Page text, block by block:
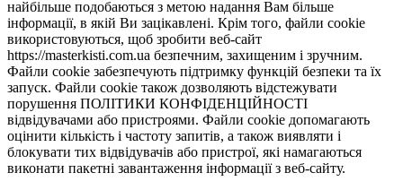
найбільше подобаються з метою надання Вам більше
інформації, в якій Ви зацікавлені. Крім того, файли cookie
використовуються, щоб зробити веб-сайт
https://masterkisti.com.ua безпечним, захищеним і зручним.
Файли cookie забезпечують підтримку функцій безпеки та їх
запуск. Файли cookie також дозволяють відстежувати
порушення ПОЛІТИКИ КОНФІДЕНЦІЙНОСТІ
відвідувачами або пристроями. Файли cookie допомагають
оцінити кількість і частоту запитів, а також виявляти і
блокувати тих відвідувачів або пристрої, які намагаються
виконати пакетні завантаження інформації з веб-сайту.